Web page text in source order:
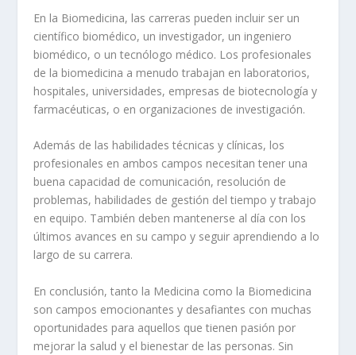
En la Biomedicina, las carreras pueden incluir ser un
científico biomédico, un investigador, un ingeniero
biomédico, o un tecnólogo médico. Los profesionales
de la biomedicina a menudo trabajan en laboratorios,
hospitales, universidades, empresas de biotecnología y
farmacéuticas, o en organizaciones de investigación.
Además de las habilidades técnicas y clínicas, los
profesionales en ambos campos necesitan tener una
buena capacidad de comunicación, resolución de
problemas, habilidades de gestión del tiempo ytrabajo
en equipo. También deben mantenerse al día con los
últimos avances en su campo y seguir aprendiendo a lo
largo de su carrera.
En conclusión, tanto la Medicina como la Biomedicina
son campos emocionantes y desafiantes con muchas
oportunidades para aquellos que tienen pasión por
mejorar la salud y el bienestar de las personas. Sin